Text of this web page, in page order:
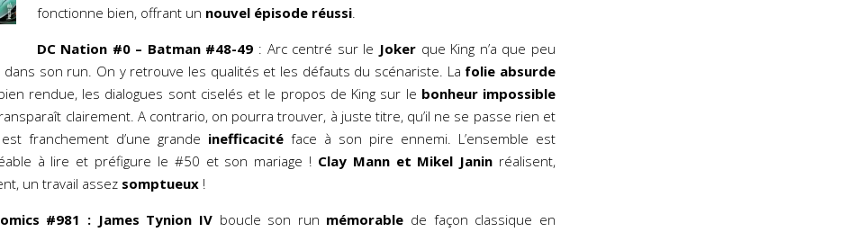
fonctionne bien, offrant un nouvel épisode réussi.
DC Nation #0 – Batman #48-49 : Arc centré sur le Joker que King n’a que peu
dans son run. On y retrouve les qualités et les défauts du scénariste. La folie absurde
rendue, les dialogues sont ciselés et le propos de King sur le bonheur impossible
clairement. A contrario, on pourra trouver, à juste titre, qu’il ne se passe rien et
franchement d’une grande inefficacité face à son pire ennemi. L’ensemble est
à lire et préfigure le #50 et son mariage ! Clay Mann et Mikel Janin réalisent,
un travail assez somptueux !
#981 : James Tynion IVboucle son run mémorable de façon classique en